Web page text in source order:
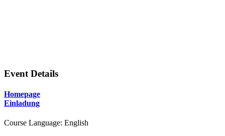
Event Details
Homepage
Einladung
Course Language: English